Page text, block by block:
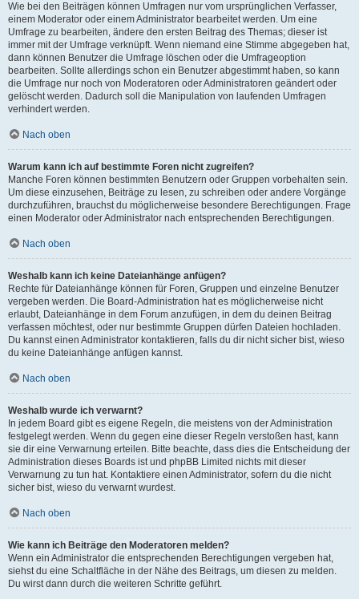
Wie bei den Beiträgen können Umfragen nur vom ursprünglichen Verfasser,
einem Moderator oder einem Administrator bearbeitet werden. Um eine
Umfrage zu bearbeiten, ändere den ersten Beitrag des Themas; dieser ist
immer mit der Umfrage verknüpft. Wenn niemand eine Stimme abgegeben hat,
dann können Benutzer die Umfrage löschen oder die Umfrageoption
bearbeiten. Sollte allerdings schon ein Benutzer abgestimmt haben, so kann
die Umfrage nur noch von Moderatoren oder Administratoren geändert oder
gelöscht werden. Dadurch soll die Manipulation von laufenden Umfragen
verhindert werden.
Nach oben
Warum kann ich auf bestimmte Foren nicht zugreifen?
Manche Foren können bestimmten Benutzern oder Gruppen vorbehalten sein.
Um diese einzusehen, Beiträge zu lesen, zu schreiben oder andere Vorgänge
durchzuführen, brauchst du möglicherweise besondere Berechtigungen. Frage
einen Moderator oder Administrator nach entsprechenden Berechtigungen.
Nach oben
Weshalb kann ich keine Dateianhänge anfügen?
Rechte für Dateianhänge können für Foren, Gruppen und einzelne Benutzer
vergeben werden. Die Board-Administration hat es möglicherweise nicht
erlaubt, Dateianhänge in dem Forum anzufügen, in dem du deinen Beitrag
verfassen möchtest, oder nur bestimmte Gruppen dürfen Dateien hochladen.
Du kannst einen Administrator kontaktieren, falls du dir nicht sicher bist, wieso
du keine Dateianhänge anfügen kannst.
Nach oben
Weshalb wurde ich verwarnt?
In jedem Board gibt es eigene Regeln, die meistens von der Administration
festgelegt werden. Wenn du gegen eine dieser Regeln verstoßen hast, kann
sie dir eine Verwarnung erteilen. Bitte beachte, dass dies die Entscheidung der
Administration dieses Boards ist und phpBB Limited nichts mit dieser
Verwarnung zu tun hat. Kontaktiere einen Administrator, sofern du die nicht
sicher bist, wieso du verwarnt wurdest.
Nach oben
Wie kann ich Beiträge den Moderatoren melden?
Wenn ein Administrator die entsprechenden Berechtigungen vergeben hat,
siehst du eine Schaltfläche in der Nähe des Beitrags, um diesen zu melden.
Du wirst dann durch die weiteren Schritte geführt.